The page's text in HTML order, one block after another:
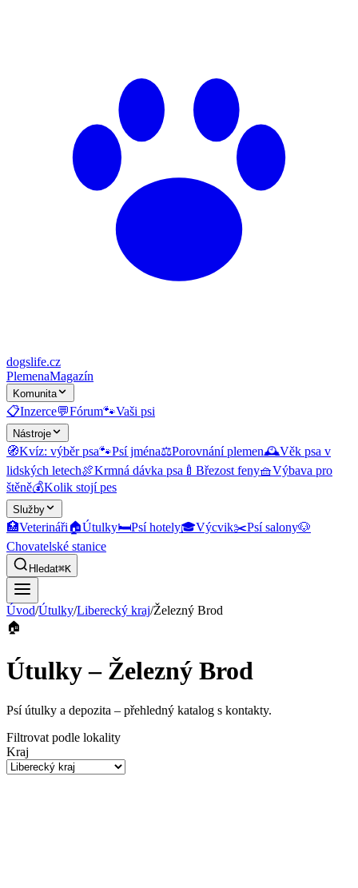
dogslife.cz
PlemenaMagazín
Komunita
📋Inzerce💬Fórum🐾Vaši psi
Nástroje
🧭Kvíz: výběr psa🐾Psí jména⚖️Porovnání plemen🕰️Věk psa v
lidských letech🍖Krmná dávka psa 🍼 Březost feny🧺Výbava pro
štěně💰Kolik stojí pes
Služby
🏥Veterináři🏠Útulky🛏️Psí hotely🎓Výcvik✂️Psí salony🐶
Chovatelské stanice
Hledat⌘K
Úvod/Útulky/Liberecký kraj/Železný Brod
🏠
Útulky – Železný Brod
Psí útulky a depozita – přehledný katalog s kontakty.
Filtrovat podle lokality
Kraj